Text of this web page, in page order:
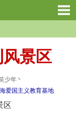
景区
少年丶
爱国主义教育基地